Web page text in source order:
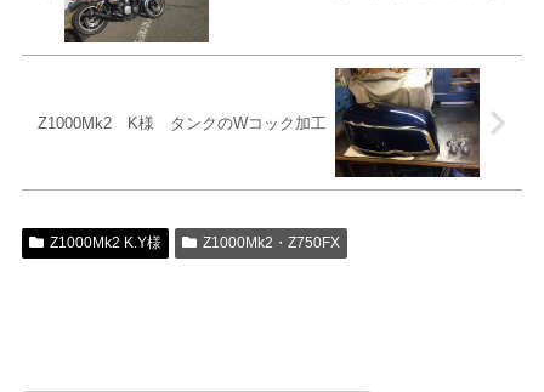
Z1000Mk2 K様 タンクのWコック加工
Z1000Mk2 K.Y様 Z1000Mk2・Z750FX